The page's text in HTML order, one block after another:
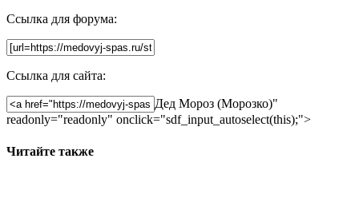
Ссылка для форума:
Ссылка для сайта:
Дед Мороз (Морозко)"
readonly="readonly" onclick="sdf_input_autoselect(this);">
Читайте также